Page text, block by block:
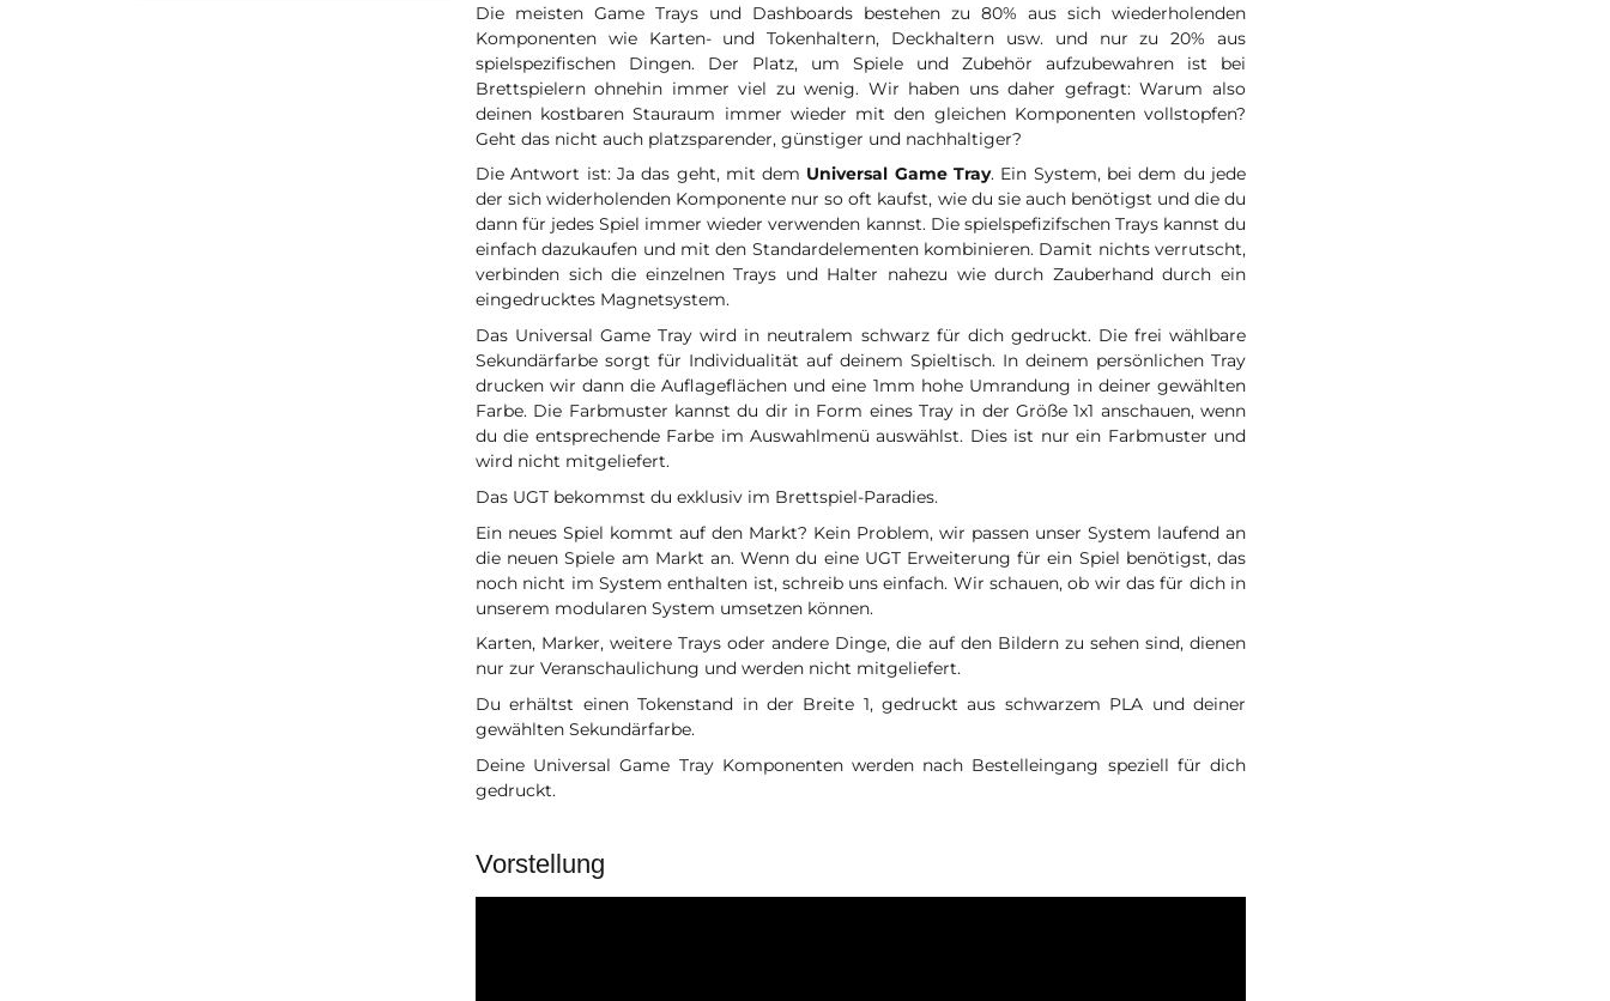
Die meisten Game Trays und Dashboards bestehen zu 80% aus sich wiederholenden
Komponenten wie Karten- und Tokenhaltern, Deckhaltern usw. und nur zu 20% aus
spielspezifischen Dingen. Der Platz, um Spiele und Zubehör aufzubewahren ist bei
Brettspielern ohnehin immer viel zu wenig. Wir haben uns daher gefragt: Warum also
deinen kostbaren Stauraum immer wieder mit den gleichen Komponenten vollstopfen?
Geht das nicht auch platzsparender, günstiger und nachhaltiger?
Die Antwort ist: Ja das geht, mit dem Universal Game Tray. Ein System, bei dem du jede
der sich widerholenden Komponente nur so oft kaufst, wie du sie auch benötigst und die du
dann für jedes Spiel immer wieder verwenden kannst. Die spielspefizifschen Trays kannst du
einfach dazukaufen und mit den Standardelementen kombinieren. Damit nichts verrutscht,
verbinden sich die einzelnen Trays und Halter nahezu wie durch Zauberhand durch ein
eingedrucktes Magnetsystem.
Das Universal Game Tray wird in neutralem schwarz für dich gedruckt. Die frei wählbare
Sekundärfarbe sorgt für Individualität auf deinem Spieltisch. In deinem persönlichen Tray
drucken wir dann die Auflageflächen und eine 1mm hohe Umrandung in deiner gewählten
Farbe. Die Farbmuster kannst du dir in Form eines Tray in der Größe 1x1 anschauen, wenn
du die entsprechende Farbe im Auswahlmenü auswählst. Dies ist nur ein Farbmuster und
wird nicht mitgeliefert.
Das UGT bekommst du exklusiv im Brettspiel-Paradies.
Ein neues Spiel kommt auf den Markt? Kein Problem, wir passen unser System laufend an
die neuen Spiele am Markt an. Wenn du eine UGT Erweiterung für ein Spiel benötigst, das
noch nicht im System enthalten ist, schreib uns einfach. Wir schauen, ob wir das für dich in
unserem modularen System umsetzen können.
Karten, Marker, weitere Trays oder andere Dinge, die auf den Bildern zu sehen sind, dienen
nur zur Veranschaulichung und werden nicht mitgeliefert.
Du erhältst einen Tokenstand in der Breite 1, gedruckt aus schwarzem PLA und deiner
gewählten Sekundärfarbe.
Deine Universal Game Tray Komponenten werden nach Bestelleingang speziell für dich
gedruckt.
Vorstellung